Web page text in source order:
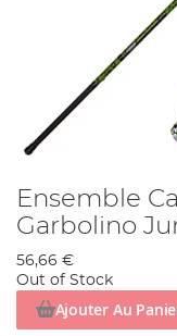
Ensemble
Garbolino
56,66 €
Out of Stock
Ajouter Au